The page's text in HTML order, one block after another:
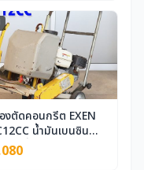
านเหยียบ
งตัดคอนกรีต EXEN
น้ำมันเบนซิน
เครื่องตัดมือแบบ
อุปกรณ์ก่อสร้างไม่มี